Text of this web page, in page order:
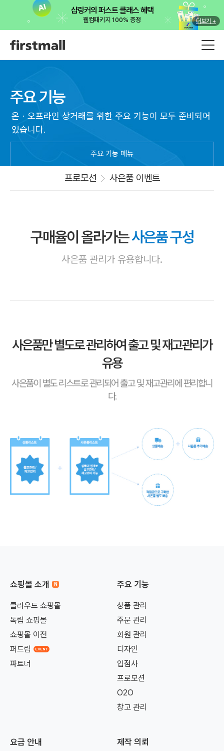
샵링커의 퍼스트 클래스 혜택
웰컴패키지 100% 증정 더보기 +
주요 기능
온ㆍ오프라인 상거래를 위한 주요 기능이 모두 준비되어
있습니다.
주요 기능 메뉴
프로모션 사은품 이벤트
구매율이 올라가는사은품 구성
사은품 관리가 유용합니다.
사은품만 별도로 관리하여 출고 및 재고관리가
유용
사은품이 별도 리스트로 관리되어 출고 및 재고관리에 편리합니
다.
쇼핑몰 소개
클라우드 쇼핑몰
독립 쇼핑몰
쇼핑몰 이전
퍼드림
파트너
주요 기능
상품 관리
주문 관리
회원 관리
디자인
입점사
프로모션
O2O
창고 관리
요금 안내 제작 의뢰